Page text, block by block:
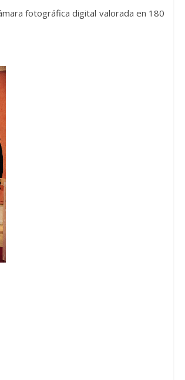
fotográfica digital valorada en 180